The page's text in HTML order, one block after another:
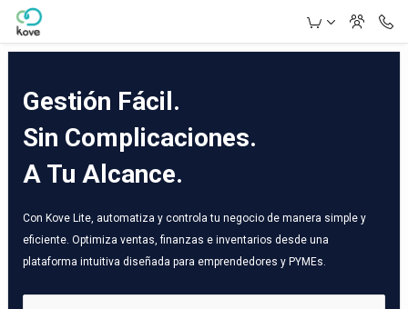
Skip to Main Content
Gestión Fácil.
Sin Complicaciones.
A Tu Alcance.
Con Kove Lite, automatiza y controla tu negocio de manera simple y
eficiente. Optimiza ventas, finanzas e inventarios desde una
plataforma intuitiva diseñada para emprendedores y PYMEs.